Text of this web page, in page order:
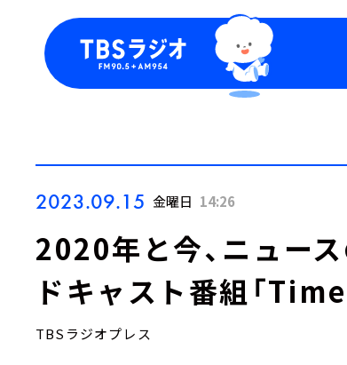
2023.09.15 金曜日 14:26
2020年と今、ニュー
ドキャスト番組「
TBSラジオプレス